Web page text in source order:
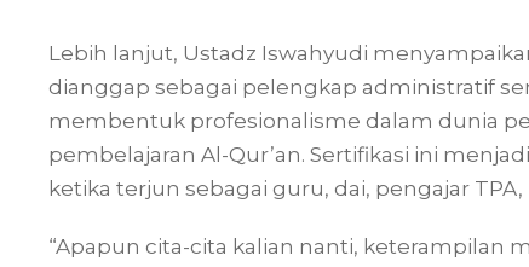
Lebih lanjut, Ustadz Iswahyudi
dianggap sebagai pelengkap administratif
membentuk profesionalisme dalam dunia
pembelajaran Al-Qur’an. Sertifikasi ini
ketika terjun sebagai guru, dai, pengajar
“Apapun cita-cita kalian nanti, keterampilan